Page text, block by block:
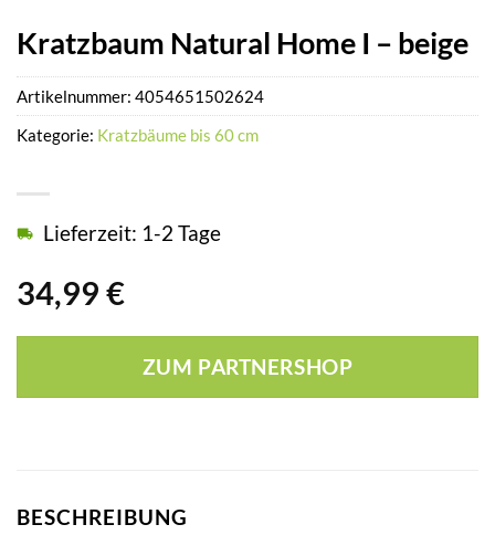
Kratzbaum Natural Home I – beige
34,99 €
Lieferzeit: 1-2 Tage
ZUM PARTNERSHOP
Artikelnummer: 4054651502624
Kategorie: Kratzbäume bis 60 cm
BESCHREIBUNG